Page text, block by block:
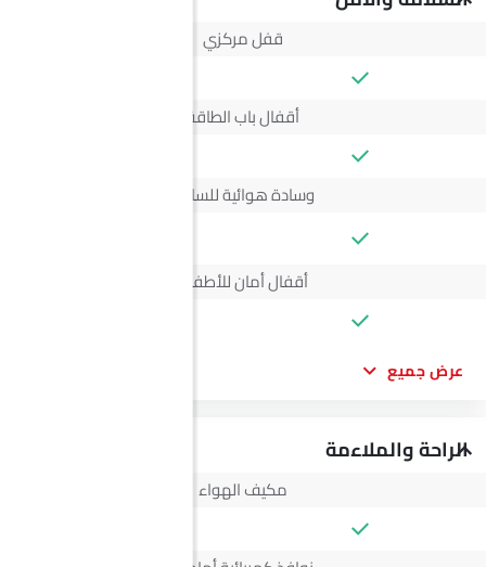
قفل مركزي
أقفال باب الطاقة
وسادة هوائية للسائق
أقفال أمان للأطفال
عرض جميع
الراحة والملاءمة
مكيف الهواء